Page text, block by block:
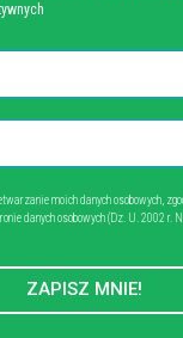
moich danych osobowych,
danych osobowych (Dz. U. 2002 r.
ZAPISZ MNIE!